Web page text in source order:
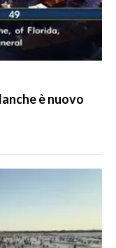
è nuovo